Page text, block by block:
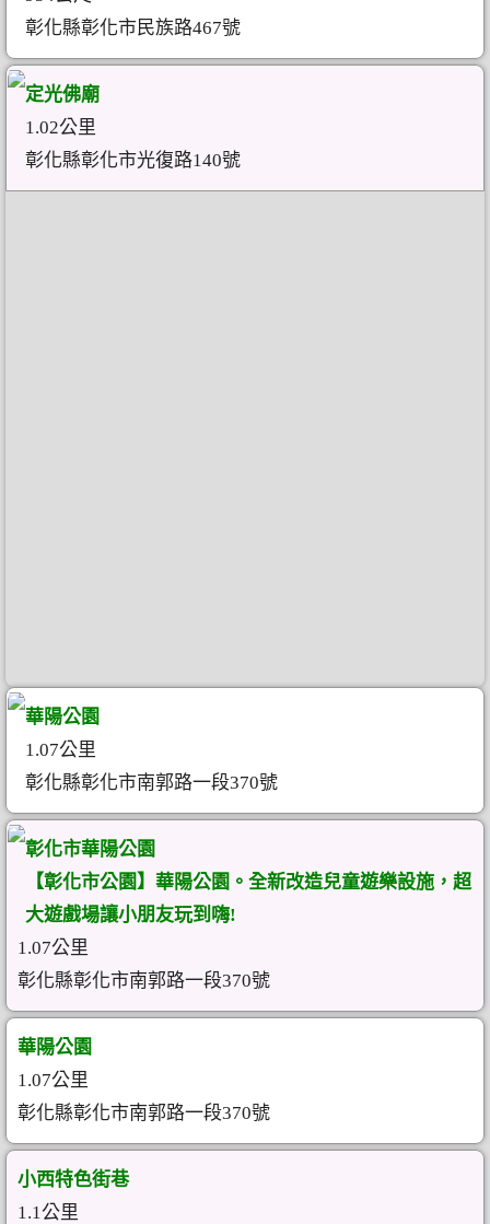
彰化縣彰化市民族路467號
定光佛廟
1.02公里
彰化縣彰化市光復路140號
華陽公園
1.07公里
彰化縣彰化市南郭路一段370號
彰化市華陽公園
【彰化市公園】華陽公園。全新改造兒童遊樂設施，超
大遊戲場讓小朋友玩到嗨!
1.07公里
彰化縣彰化市南郭路一段370號
華陽公園
1.07公里
彰化縣彰化市南郭路一段370號
小西特色街巷
1.1公里